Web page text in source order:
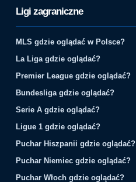
Ligi zagraniczne
MLS gdzie oglądać w Polsce?
La Liga gdzie oglądać?
Premier League gdzie oglądać?
Bundesliga gdzie oglądać?
Serie A gdzie oglądać?
Ligue 1 gdzie oglądać?
Puchar Hiszpanii gdzie oglądać?
Puchar Niemiec gdzie oglądać?
Puchar Włoch gdzie oglądać?